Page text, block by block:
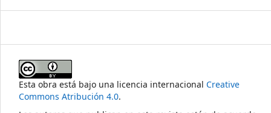
Esta obra está bajo una licencia internacional Creative
Commons Atribución 4.0.